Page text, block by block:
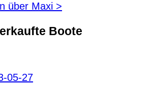
über Maxi >
Boote
05-27